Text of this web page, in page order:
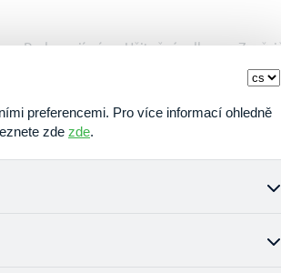
Podporují nás Užitečné odkazy
preferencemi. Pro více informací ohledně
zde zde.
nastavení souhlasu s uživáním cookies.